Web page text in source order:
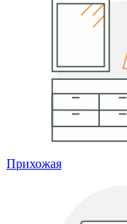
Прихожая